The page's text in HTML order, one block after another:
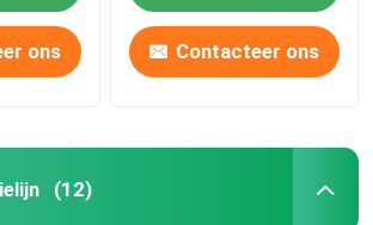
ons Contacteer ons
(12)